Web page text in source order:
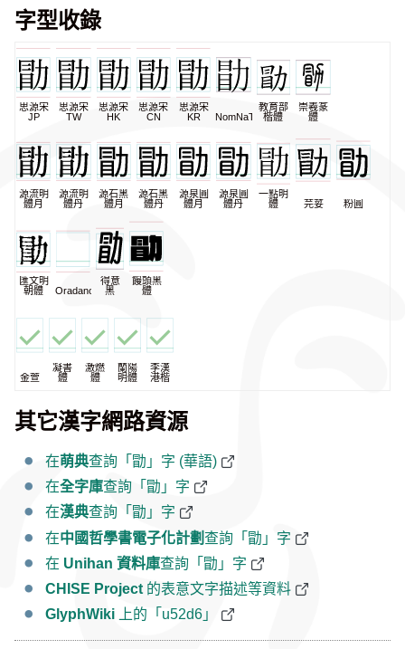
字型收錄
思源宋
JP
思源宋
TW
思源宋
HK
思源宋
CN
思源宋
KR
NomNaTong
教育部
楷體
崇羲篆
體
源流明
體月
源流明
體丹
源石黑
體月
源石黑
體丹
源泉圓
體月
源泉圓
體丹
一點明
體
芫荽 粉圓
匯文明
朝體
Oradano
得意
黑
饅頭黑
體
金萱
凝書
體
激燃
體
蘭陽
明體
李漢
港楷
其它漢字網路資源
在萌典查詢「勖」字 (華語)
在全字庫查詢「勖」字
在漢典查詢「勖」字
在中國哲學書電子化計劃查詢「勖」字
在 Unihan 資料庫查詢「勖」字
CHISE Project 的表意文字描述等資料
GlyphWiki 上的「u52d6」